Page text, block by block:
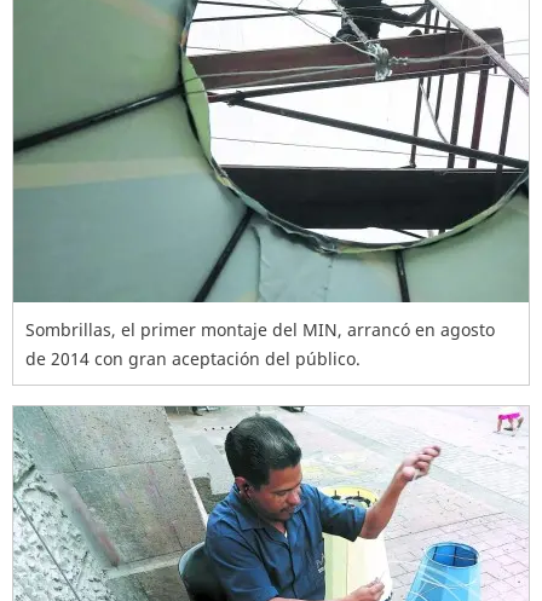
Sombrillas, el primer montaje del MIN, arrancó en agosto
de 2014 con gran aceptación del público.